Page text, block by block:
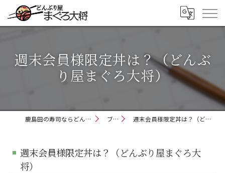
週末会員様限定丼は？（どんぶ
り屋まぐろ大将）
鹿島田の寿司ならどんぶり屋まぐろ大将 ブログ 週末会員様限定丼は？（どんぶり屋まぐろ大将）
週末会員様限定丼は？（どんぶり屋まぐろ大
将）